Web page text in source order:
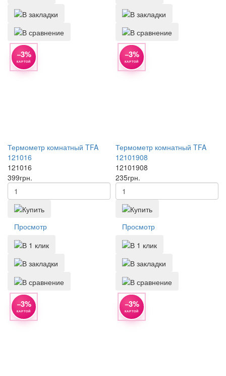
−3%
КАРТОЙ
Термометр комнатный TFA
121016
121016
399грн.
Просмотр
−3%
КАРТОЙ
Термометр комнатный TFA
12101908
12101908
235грн.
Просмотр
−3%
КАРТОЙ
−3%
КАРТОЙ